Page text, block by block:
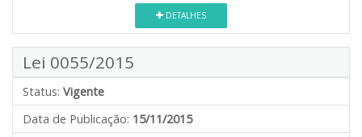
DETALHES
Lei 0055/2015
Status: Vigente
Data de Publicação: 15/11/2015